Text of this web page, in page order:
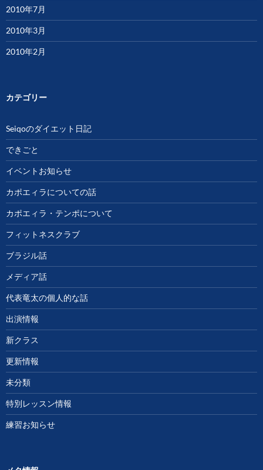
2010年7月
2010年3月
2010年2月
カテゴリー
Seiqoのダイエット日記
できごと
イベントお知らせ
カポエィラについての話
カポエィラ・テンポについて
フィットネスクラブ
ブラジル話
メディア話
代表竜太の個人的な話
出演情報
新クラス
更新情報
未分類
特別レッスン情報
練習お知らせ